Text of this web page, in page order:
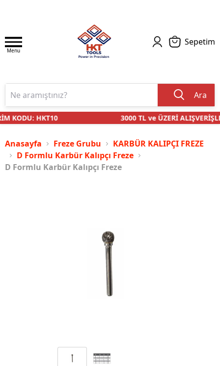
Menu
Sepetim
Ara
KODU: HKT10 3000 TL ve ÜZERİ
Anasayfa Freze Grubu
KARBÜR KALIPÇI FREZE
D Formlu Karbür Kalıpçı Freze
D Formlu Karbür Kalıpçı Freze